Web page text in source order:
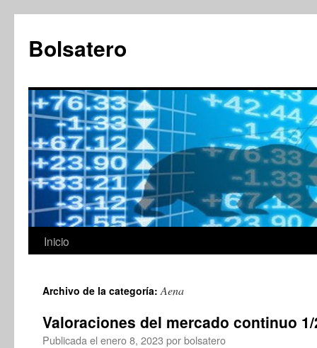
contenido
Bolsatero
Inicio
Archivo de la categoría:Aena
Valoraciones del mercado continuo 1/
Publicada el enero 8, 2023 porbolsatero